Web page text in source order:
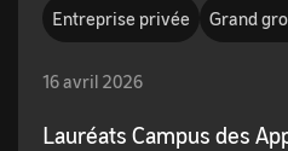
Entreprise privée Grand
16 avril 2026
Lauréats Campus des